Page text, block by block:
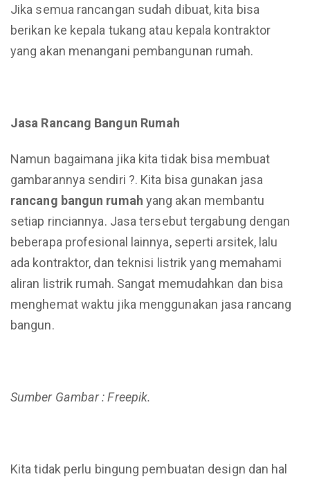
Jika semua rancangan sudah dibuat, kita bisa
berikan ke kepala tukang atau kepala kontraktor
yang akan menangani pembangunan rumah.
Jasa Rancang Bangun Rumah
Namun bagaimana jika kita tidak bisa membuat
gambarannya sendiri ?. Kita bisa gunakan jasa
rancang bangun rumah yang akan membantu
setiap rinciannya. Jasa tersebut tergabung dengan
beberapa profesional lainnya, seperti arsitek, lalu
ada kontraktor, dan teknisi listrik yang memahami
aliran listrik rumah. Sangat memudahkan dan bisa
menghemat waktu jika menggunakan jasa rancang
bangun.
Sumber Gambar : Freepik.
Kita tidak perlu bingung pembuatan design dan hal